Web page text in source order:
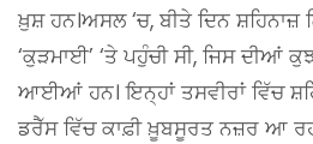
ਖ਼ੁਸ਼ ਹਨ।ਅਸਲ ‘ਚ, ਬੀਤੇ ਦਿਨ
‘ਕੁੜਮਾਈ’ ‘ਤੇ ਪਹੁੰਚੀ ਸੀ, ਜਿਸ ਦੀਆਂ
ਆਈਆਂ ਹਨ। ਇਨ੍ਹਾਂ ਤਸਵੀਰਾਂ ਵਿੱਚ
ਡਰੈੱਸ ਵਿੱਚ ਕਾਫ਼ੀ ਖ਼ੂਬਸੂਰਤ ਨਜ਼ਰ ਆ